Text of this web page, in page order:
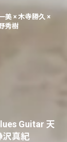
美 × 木寺勝久 ×
秀樹
Guitar 天
沢真紀